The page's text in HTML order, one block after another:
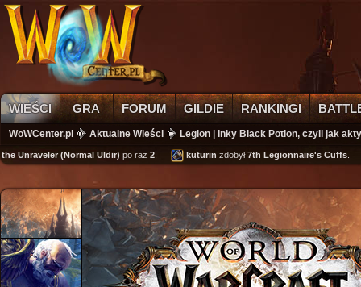
WIEŚCI GRA FORUM GILDIE RANKINGI
WoWCenter.pl Aktualne Wieści Legion | Inky Black Potion, czyli jak
(Normal Uldir)po raz 2. kuturinzdobył7th Legionnaire's Cuffs.